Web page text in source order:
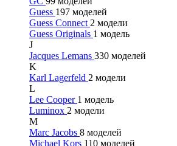
Guess 197 моделей
Guess Connect 2 модели
Guess Originals 1 модель
J
Jacques Lemans 330 моделей
K
Karl Lagerfeld 2 модели
L
Lee Cooper 1 модель
Luminox 2 модели
M
Marc Jacobs 8 моделей
Michael Kors 110 моделей